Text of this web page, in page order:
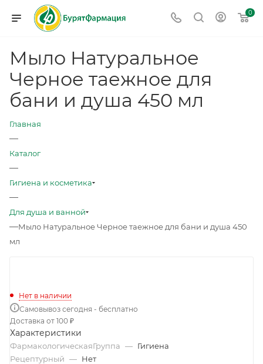
0
Мыло Натуральное
Черное таежное для
бани и душа 450 мл
Главная
—
Каталог
—
Гигиена и косметика
—
Для душа и ванной
—Мыло Натуральное Черное таежное для бани и душа 450
мл
Нет в наличии
Самовывоз сегодня - бесплатно
Доставка от 100 ₽
Характеристики
ФармакологическаяГруппа — Гигиена
Рецептурный — Нет